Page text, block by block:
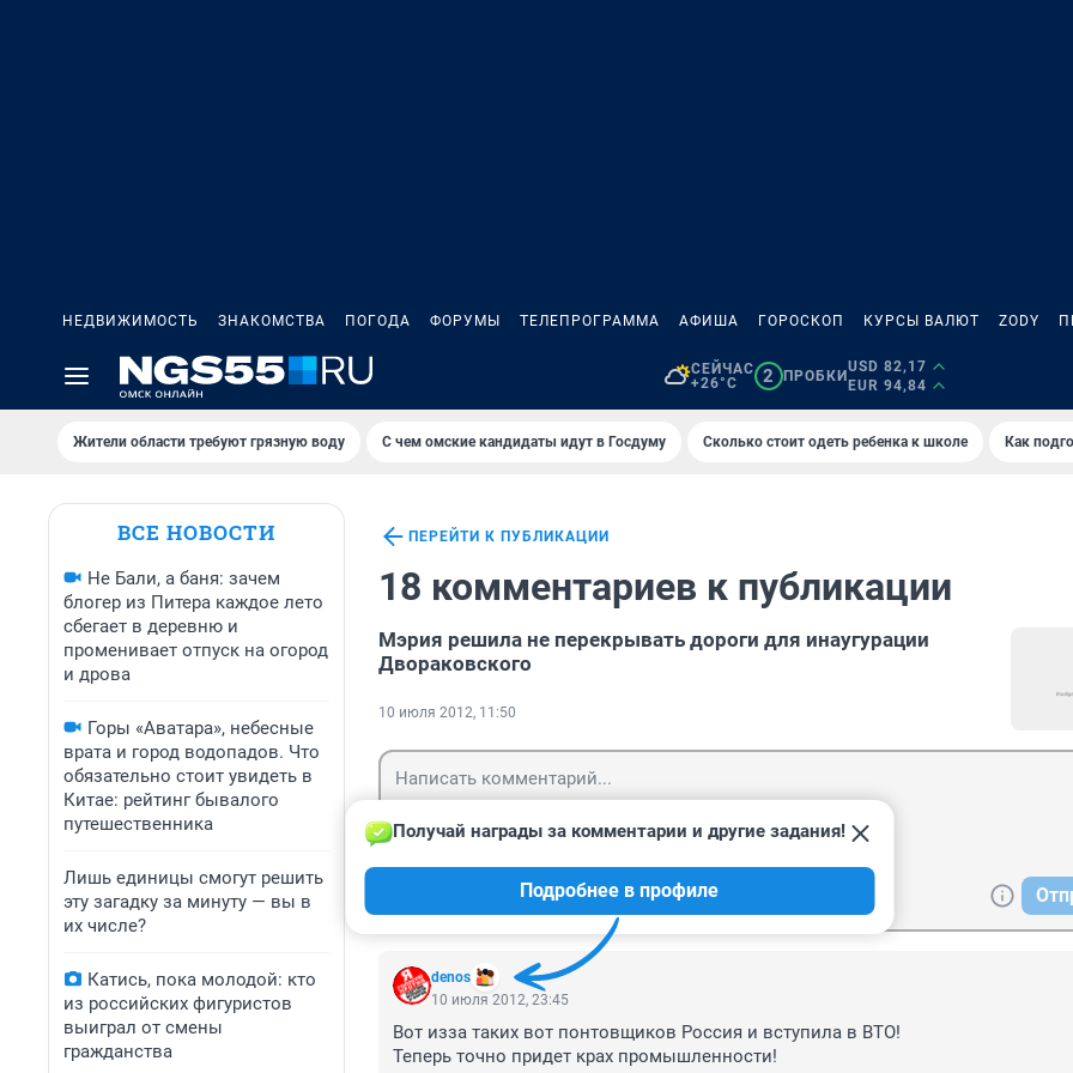
НЕДВИЖИМОСТЬ ЗНАКОМСТВА ПОГОДА ФОРУМЫ ТЕЛЕПРОГРАММА АФИША ГОРОСКОП КУРСЫ ВАЛЮТ ZODY
СЕЙЧАС
+26°C
2 ПРОБКИ
USD 82,17
EUR 94,84
Жители области требуют грязную воду С чем омские кандидаты идут в Госдуму Сколько стоит одеть ребенка к школе Как
ВСЕ НОВОСТИ
Не Бали, а баня: зачем
блогер из Питера каждое лето
сбегает в деревню и
променивает отпуск на огород
и дрова
Горы «Аватара», небесные
врата и город водопадов. Что
обязательно стоит увидеть в
Китае: рейтинг бывалого
путешественника
Лишь единицы смогут решить
эту загадку за минуту — вы в
их числе?
Катись, пока молодой: кто
из российских фигуристов
выиграл от смены
гражданства
ПЕРЕЙТИ К ПУБЛИКАЦИИ
18 комментариев к публикации
Мэрия решила не перекрывать дороги для инаугурации
Двораковского
10 июля 2012, 11:50
denos
Получай награды за комментарии и другие задания!
Подробнее в профиле
10 июля 2012, 23:45
Вот изза таких вот понтовщиков Россия и вступила в ВТО!
Теперь точно придет крах промышленности!